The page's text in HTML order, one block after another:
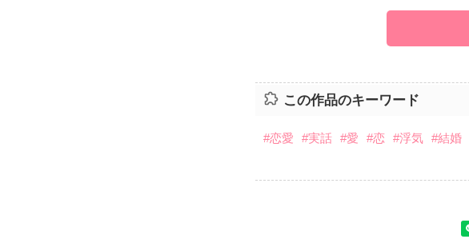
この作品のキーワード
#恋愛 #実話 #愛 #恋 #浮気 #結婚